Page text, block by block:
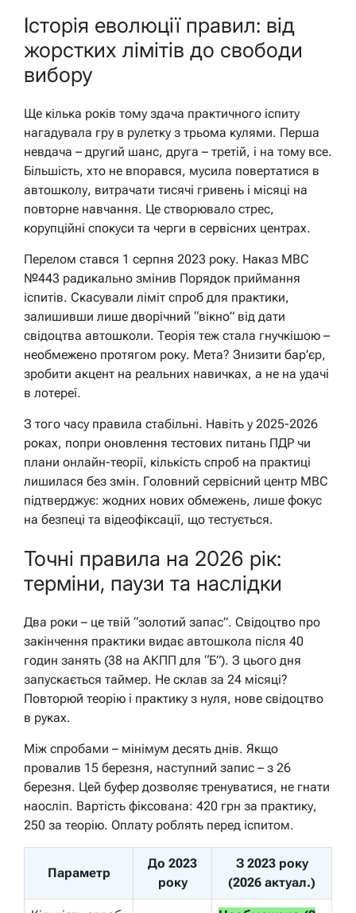
Історія еволюції правил: від
жорстких лімітів до свободи
вибору
Ще кілька років тому здача практичного іспиту
нагадувала гру в рулетку з трьома кулями. Перша
невдача – другий шанс, друга – третій, і на тому все.
Більшість, хто не впорався, мусила повертатися в
автошколу, витрачати тисячі гривень і місяці на
повторне навчання. Це створювало стрес,
корупційні спокуси та черги в сервісних центрах.
Перелом стався 1 серпня 2023 року. Наказ МВС
№443 радикально змінив Порядок приймання
іспитів. Скасували ліміт спроб для практики,
залишивши лише дворічний “вікно” від дати
свідоцтва автошколи. Теорія теж стала гнучкішою –
необмежено протягом року. Мета? Знизити бар’єр,
зробити акцент на реальних навичках, а не на удачі
в лотереї.
З того часу правила стабільні. Навіть у 2025-2026
роках, попри оновлення тестових питань ПДР чи
плани онлайн-теорії, кількість спроб на практиці
лишилася без змін. Головний сервісний центр МВС
підтверджує: жодних нових обмежень, лише фокус
на безпеці та відеофіксації, що тестується.
Точні правила на 2026 рік:
терміни, паузи та наслідки
Два роки – це твій “золотий запас”. Свідоцтво про
закінчення практики видає автошкола після 40
годин занять (38 на АКПП для “Б”). З цього дня
запускається таймер. Не склав за 24 місяці?
Повторюй теорію і практику з нуля, нове свідоцтво
в руках.
Між спробами – мінімум десять днів. Якщо
провалив 15 березня, наступний запис – з 26
березня. Цей буфер дозволяє тренуватися, не гнати
наосліп. Вартість фіксована: 420 грн за практику,
250 за теорію. Оплату роблять перед іспитом.
Параметр
До 2023
року
З 2023 року
(2026 актуал.)